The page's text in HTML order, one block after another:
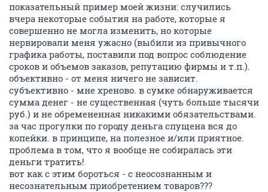
показательный пример моей жизни: случились
вчера некоторые события на работе, которые я
совершенно не могла изменить, но которые
нервировали меня ужасно (выбили из привычного
графика работы, поставили под вопрос соблюдение
сроков и объемов заказов, репутацию фирмы и т.п.).
объективно - от меня ничего не зависит.
субъективно - мне хреново. в сумке обнаруживается
сумма денег - не существенная (чуть больше тысячи
руб.) и не обремененная никакими обязательствами.
за час прогулки по городу деньга спущена вся до
копейки. в принципе, на полезное и/или приятное.
проблема в том, что я вообще не собиралась эти
деньги тратить!
вот как с этим бороться - с неосознанным и
несознательным приобретением товаров???